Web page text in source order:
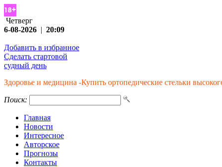
Четверг
6-08-2026 | 20:09
Добавить в избранное
Сделать стартовой
судный день
Здоровье и медицина -Купить ортопедические стельки
Поиск:
Главная
Новости
Интересное
Авторское
Прогнозы
Контакты